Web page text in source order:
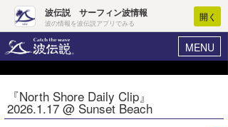
波伝説 サーフィン波情報
波の情報を波伝説アプリでみる
開く
MENU
ヘルプ マイホーム
ログイン
『North Shore Daily Clip』
2026.1.17 @ Sunset Beach
Core Surf Japan